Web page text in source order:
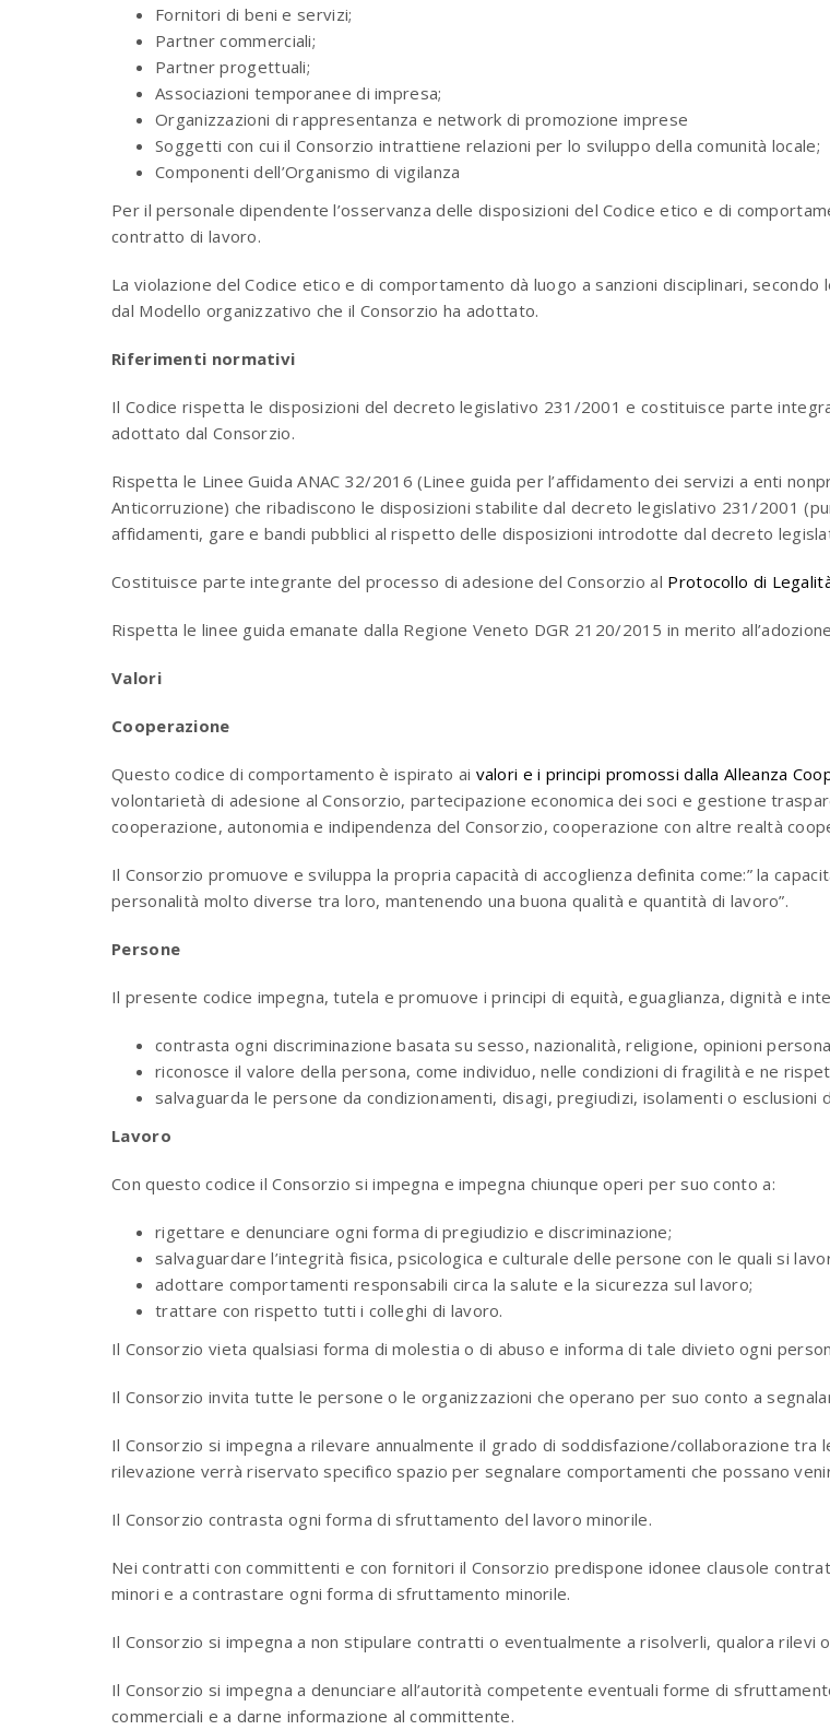
Fornitori di beni e servizi;
Partner commerciali;
Partner progettuali;
Associazioni temporanee di impresa;
Organizzazioni di rappresentanza e network di promozione imprese
Soggetti con cui il Consorzio intrattiene relazioni per lo sviluppo della comunità locale;
Componenti dell’Organismo di vigilanza
Per il personale dipendente l’osservanza delle disposizioni del Codice etico e di
contratto di lavoro.
La violazione del Codice etico e di comportamento dà luogo a sanzioni disciplinari,
dal Modello organizzativo che il Consorzio ha adottato.
Riferimenti normativi
Il Codice rispetta le disposizioni del decreto legislativo 231/2001 e costituisce parte
adottato dal Consorzio.
Rispetta le Linee Guida ANAC 32/2016 (Linee guida per l’affidamento dei servizi a enti
Anticorruzione) che ribadiscono le disposizioni stabilite dal decreto legislativo 231/2001
affidamenti, gare e bandi pubblici al rispetto delle disposizioni introdotte dal decreto
Costituisce parte integrante del processo di adesione del Consorzio al Protocollo di
Rispetta le linee guida emanate dalla Regione Veneto DGR 2120/2015 in merito
Valori
Cooperazione
Questo codice di comportamento è ispirato ai valori e i principi promossi dalla Alleanza
volontarietà di adesione al Consorzio, partecipazione economica dei soci e gestione
cooperazione, autonomia e indipendenza del Consorzio, cooperazione con altre realtà
Il Consorzio promuove e sviluppa la propria capacità di accoglienza definita come:” la
personalità molto diverse tra loro, mantenendo una buona qualità e quantità di lavoro”.
Persone
Il presente codice impegna, tutela e promuove i principi di equità, eguaglianza, dignità e
contrasta ogni discriminazione basata su sesso, nazionalità, religione, opinioni
riconosce il valore della persona, come individuo, nelle condizioni di fragilità e ne
salvaguarda le persone da condizionamenti, disagi, pregiudizi, isolamenti o
Lavoro
Con questo codice il Consorzio si impegna e impegna chiunque operi per suo conto a:
rigettare e denunciare ogni forma di pregiudizio e discriminazione;
salvaguardare l’integrità fisica, psicologica e culturale delle persone con le quali si
adottare comportamenti responsabili circa la salute e la sicurezza sul lavoro;
trattare con rispetto tutti i colleghi di lavoro.
Il Consorzio vieta qualsiasi forma di molestia o di abuso e informa di tale divieto ogni
Il Consorzio invita tutte le persone o le organizzazioni che operano per suo conto a
Il Consorzio si impegna a rilevare annualmente il grado di soddisfazione/collaborazione
rilevazione verrà riservato specifico spazio per segnalare comportamenti che possano
Il Consorzio contrasta ogni forma di sfruttamento del lavoro minorile.
Nei contratti con committenti e con fornitori il Consorzio predispone idonee clausole
minori e a contrastare ogni forma di sfruttamento minorile.
Il Consorzio si impegna a non stipulare contratti o eventualmente a risolverli, qualora rilevi
Il Consorzio si impegna a denunciare all’autorità competente eventuali forme di
commerciali e a darne informazione al committente.